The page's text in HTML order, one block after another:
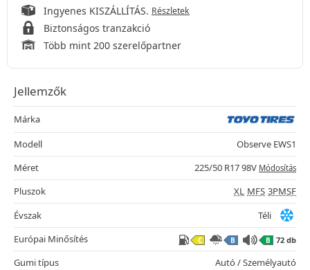
Ingyenes KISZÁLLÍTÁS. Részletek
Biztonságos tranzakció
Több mint 200 szerelőpartner
Jellemzők
Márka
Modell
Observe EWS1
Méret
225/50 R17 98V Módosítás
Pluszok XL MFS 3PMSF
Évszak
Téli
Európai Minősítés
C B B 72 db
Gumi típus
Autó / Személyautó